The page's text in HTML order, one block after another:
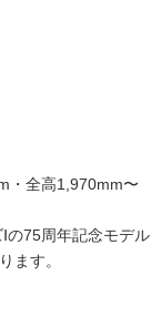
・全高1,970mm〜
の75周年記念モデル
ます。